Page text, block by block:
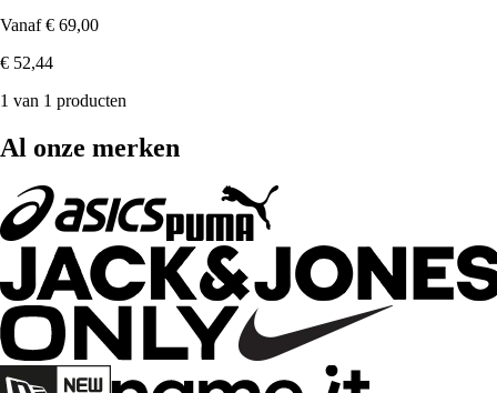
Vanaf € 69,00
€ 52,44
1 van 1 producten
Al onze merken